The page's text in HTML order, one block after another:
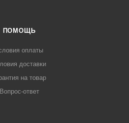
ПОМОЩЬ
оплаты
доставки
на товар
Вопрос-ответ